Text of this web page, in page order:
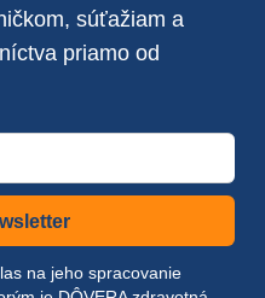
súťažiam a
priamo od
na jeho spracovanie